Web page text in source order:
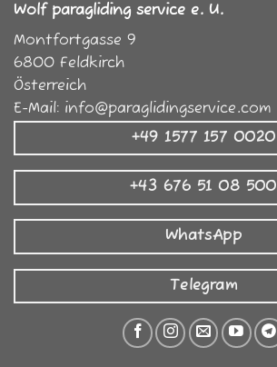
Wolf paragliding service e. U.
Montfortgasse 9
6800 Feldkirch
Österreich
E-Mail: info@paraglidingservice.com
+49 1577 157 0020
+43 676 51 08 500
WhatsApp
Telegram